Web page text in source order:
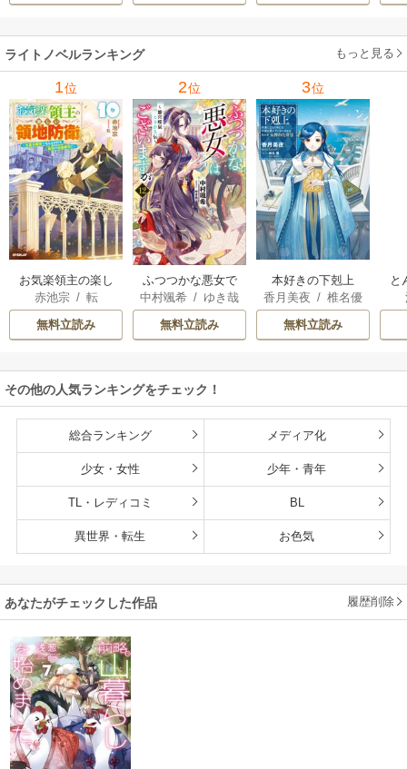
ま
ライトノベルランキング もっと見る
1位
お気楽領主の楽し
い領地防衛
赤池宗/ 転
無料立読み
2位
ふつつかな悪女で
はございますが
中村颯希 / ゆき哉
無料立読み
3位
本好きの下剋上
香月美夜 /椎名優
無料立読み
と
その他の人気ランキングをチェック！
総合ランキング メディア化
少女・女性 少年・青年
TL・レディコミ BL
異世界・転生 お色気
あなたがチェックした作品 履歴削除